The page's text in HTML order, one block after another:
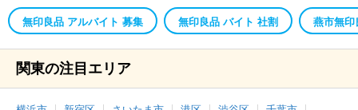
無印良品 アルバイト 募集 無印良品 バイト 社割 燕市無印
関東の注目エリア